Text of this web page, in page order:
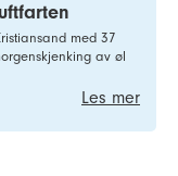
med 37
av øl
Les mer